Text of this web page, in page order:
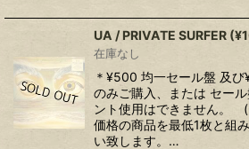
UA / PRIVATE SURFER
在庫なし
＊¥500 均一セール盤 及
のみご購入、または セー
ント使用はできません。 (
価格の商品を最低1枚と組
い致します。…